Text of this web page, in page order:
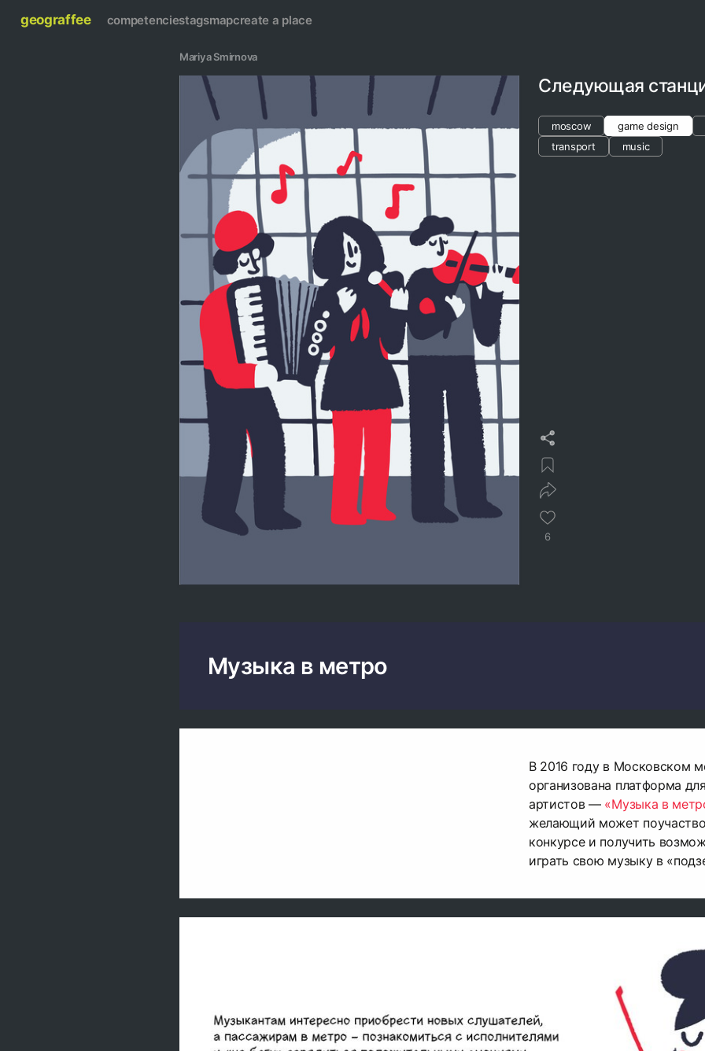
geograffee competenciestagsmapcreate a place
Mariya Smirnova
Следующая
moscow
game design
transport
music
6
Музыка в метро
В 2016 году в Московском
организована платформа
артистов — «Музыка в
желающий может
конкурсе и получить
играть свою музыку в